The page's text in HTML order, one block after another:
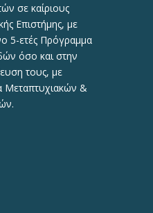
σε καίριους
Επιστήμης, με
5-ετές Πρόγραμμα
όσο και στην
τους, με
&